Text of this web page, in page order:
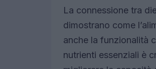
La connessione tra
dimostrano come
anche la funzionalità
nutrienti essenziali è